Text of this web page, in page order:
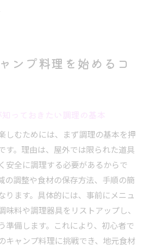
ンプ料理を始めるコ
しむためには、まず調理の基本を押
す。理由は、屋外では限られた道具
安全に調理する必要があるからで
の調整や食材の保存方法、手順の簡
ります。具体的には、事前にメニュ
味料や調理器具をリストアップし、
準備します。これにより、初心者で
キャンプ料理に挑戦でき、地元食材